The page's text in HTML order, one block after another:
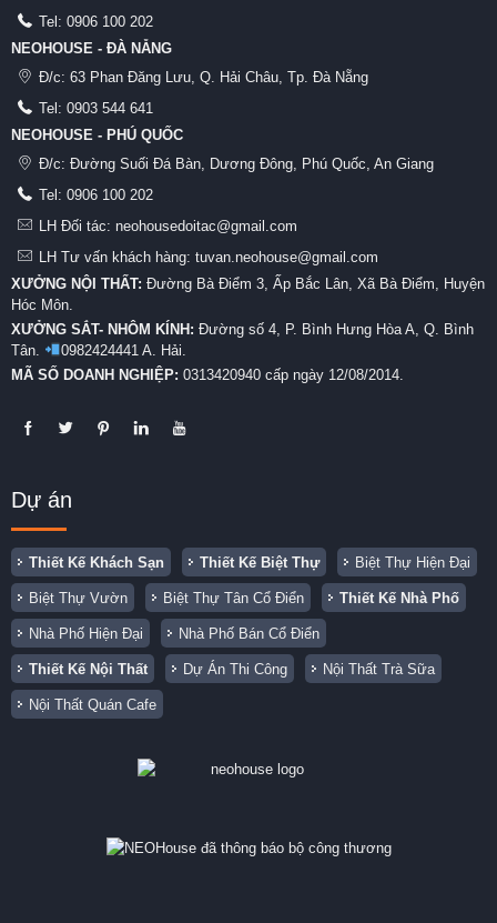
Tel: 0906 100 202
NEOHOUSE - ĐÀ NẴNG
Đ/c: 63 Phan Đăng Lưu, Q. Hải Châu, Tp. Đà Nẵng
Tel: 0903 544 641
NEOHOUSE - PHÚ QUỐC
Đ/c: Đường Suối Đá Bàn, Dương Đông, Phú Quốc, An Giang
Tel: 0906 100 202
LH Đối tác: neohousedoitac@gmail.com
LH Tư vấn khách hàng: tuvan.neohouse@gmail.com
XƯỞNG NỘI THẤT: Đường Bà Điểm 3, Ấp Bắc Lân, Xã Bà Điểm, Huyện
Hóc Môn.
XƯỞNG SẮT- NHÔM KÍNH: Đường số 4, P. Bình Hưng Hòa A, Q. Bình
Tân.
0982424441 A. Hải.
MÃ SỐ DOANH NGHIỆP: 0313420940 cấp ngày 12/08/2014.
Dự án
Thiết Kế Khách Sạn Thiết Kế Biệt Thự Biệt Thự Hiện Đại
Biệt Thự Vườn Biệt Thự Tân Cổ Điển Thiết Kế Nhà Phố
Nhà Phố Hiện Đại Nhà Phố Bán Cổ Điển
Thiết Kế Nội Thất Dự Án Thi Công Nội Thất Trà Sữa
Nội Thất Quán Cafe